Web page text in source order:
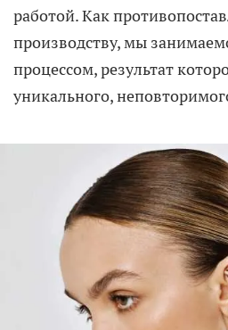
работой. Как
производству, мы
процессом, результат
уникального,